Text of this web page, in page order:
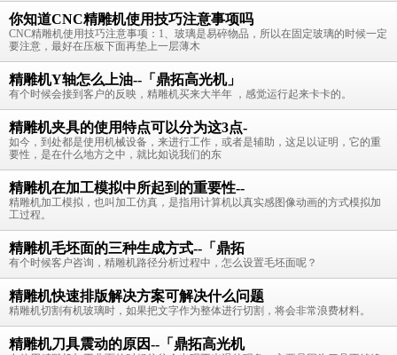
你知道CNC精雕机使用技巧注意事项吗
CNC精雕机使用技巧注意事项：1、玻璃是易碎物品，所以在固定玻璃的时候一定
要注意，最好在压板下面再垫上一层薄木
精雕机Y轴怎么上油--「鼎拓高光机」
有个时候会接到客户的反映，精雕机买来大半年 ，感觉运行起来卡卡的。
精雕机夹具的使用特点可以分为这3点-
如今，到处都是使用机械设备，来进行工作，或者是辅助，这足以证明，它的重
要性，是在什么地方之中，就比如说我们的东
精雕机在加工模拟中所起到的重要性--
精雕机加工模拟，也叫加工仿真，是指用计算机以真实感图像动画的方式模拟加
工过程。
精雕机毛坯面的三种生成方式--「鼎拓
有个时候客户咨询，精雕机路径分析过程中，怎么设置毛坯面呢？
精雕机快速排版解决方案可解决什么问题
精雕机切割有机玻璃时，如果把文字作为整体进行切割，将会非常浪费材料。
精雕机刀具震动的原因--「鼎拓高光机